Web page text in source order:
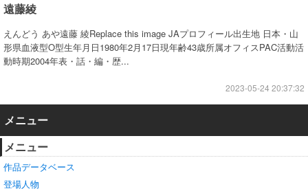
遠藤綾
えんどう あや遠藤 綾Replace this image JAプロフィール出生地 日本・山
形県血液型O型生年月日1980年2月17日現年齢43歳所属オフィスPAC活動活
動時期2004年表・話・編・歴...
2023-05-24 20:37:32
メニュー
メニュー
作品データベース
登場人物